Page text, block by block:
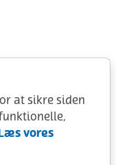
at sikre siden
vores